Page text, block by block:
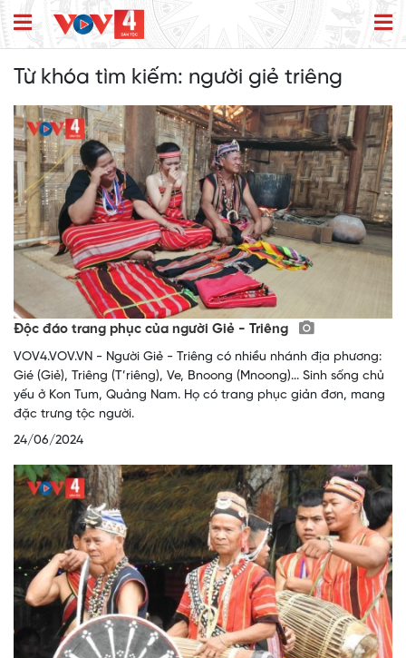
Từ khóa tìm kiếm: người giẻ triêng
Độc đáo trang phục của người Giẻ - Triêng
VOV4.VOV.VN - Người Giẻ - Triêng có nhiều nhánh địa phương:
Gié (Giẻ), Triêng (T’riêng), Ve, Bnoong (Mnoong)... Sinh sống chủ
yếu ở Kon Tum, Quảng Nam. Họ có trang phục giản đơn, mang
đặc trưng tộc người.
24/06/2024